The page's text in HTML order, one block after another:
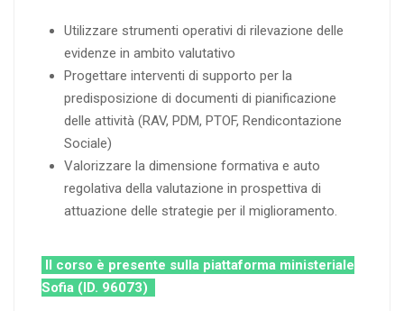
Utilizzare strumenti operativi di rilevazione delle
evidenze in ambito valutativo
Progettare interventi di supporto per la
predisposizione di documenti di pianificazione
delle attività (RAV, PDM, PTOF, Rendicontazione
Sociale)
Valorizzare la dimensione formativa e auto
regolativa della valutazione in prospettiva di
attuazione delle strategie per il miglioramento.
Il corso è presente sulla piattaforma ministeriale
Sofia (ID. 96073)